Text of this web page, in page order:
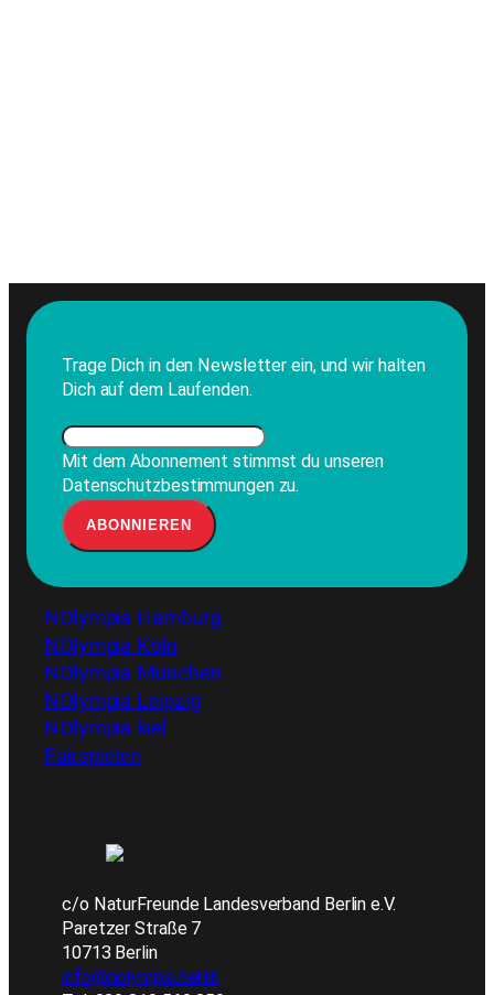
Trage Dich in den Newsletter ein, und wir halten
Dich auf dem Laufenden.
Mit dem Abonnement stimmst du unseren
Datenschutzbestimmungen zu.
NOlympia Hamburg
NOlympia Köln
NOlympia München
NOlympia Leipzig
NOlympia kiel
Fairspielen
c/o NaturFreunde Landesverband Berlin e.V.
Paretzer Straße 7
10713 Berlin
info@nolympia.berlin